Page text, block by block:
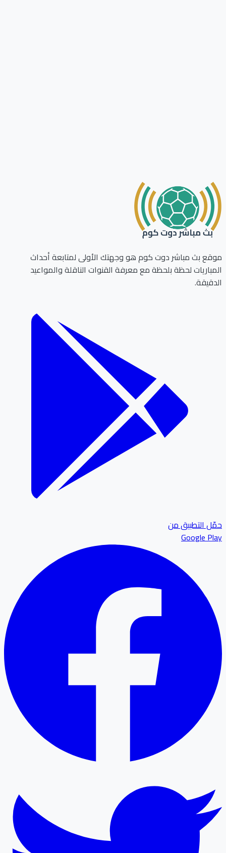
بث مباشر دوت كوم هو وجهتك الأولى لمتابعة أحداث
لحظة بلحظة مع معرفة القنوات الناقلة والمواعيد
التطبيق من
Google